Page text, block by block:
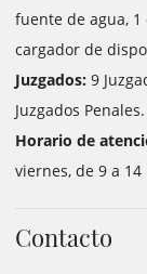
fuente de agua,
cargador de
Juzgados: 9
Juzgados Penales.
Horario de
viernes, de 9 a 14
Contacto